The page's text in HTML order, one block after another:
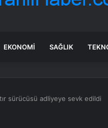
EKONOMI SAĞLIK
tır sürücüsü adliyeye sevk edildi